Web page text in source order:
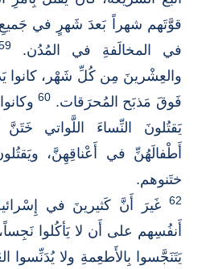
قوَّتَهم شهراً بَعدَ شَهرٍ في جَميعِ
في المخالَفةِ في المُدُن.
والعِشْرينَ مِن كُلِّ شَهْر، كانوا
فَوقَ مَذبَح المُحرَقات. 60
يَقتُلونَ النِّساءَ اللَّواتي
أَطْفالَهُنِّ في أَعْناقِهِنَّ،
ختَنوهم.
62
غَيرَ أَنَّ كَثيرينَ في
أَنفُسِهم على أَن لا يَأكُلوا نَجِساً،
يَتَنَجَّسوا بِالأَطعِمةِ ولا يُدَنِّسوا